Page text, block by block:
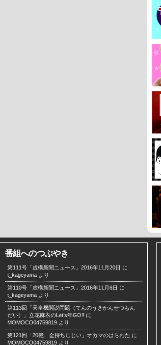
番組へのつぶやき
第111号「虚構新聞ニュース」2016年11月20日 に
t_kageyama より
第110号「虚構新聞ニュース」2016年11月6日 に
t_kageyama より
第113回「天皇機関説問題（てんのうきかんせつもん
だい）」立花麻衣のLet’s年GO!! に
MOMOCO04759819 より
第121回「20億、金持ちじじい」オカマのはらわた に
MOMOCO04759819 より